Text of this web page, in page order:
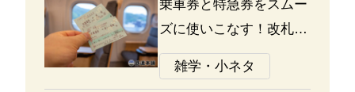
乗車券と特急券をスムー
ズに使いこなす！改札の
通り方ガイド
雑学・小ネタ